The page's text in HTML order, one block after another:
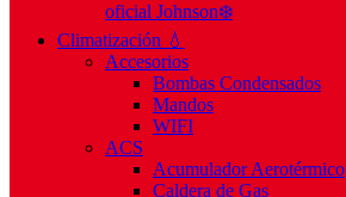
oficial Johnson❄️
Climatización 💧
Accesorios
Bombas Condensados
Mandos
WIFI
ACS
Acumulador Aerotérmico
Caldera de Gas